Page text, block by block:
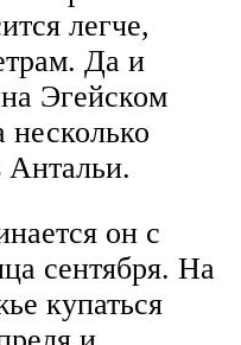
легче,
Да и
Эгейском
Антальи.
он с
сентября. На
купаться